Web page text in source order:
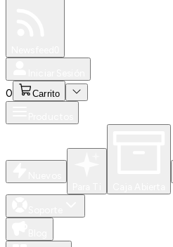
0 Carrito